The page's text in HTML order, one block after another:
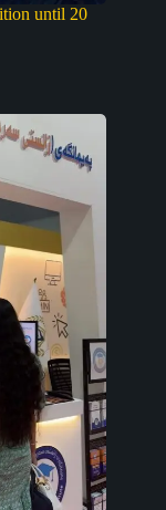
until 20